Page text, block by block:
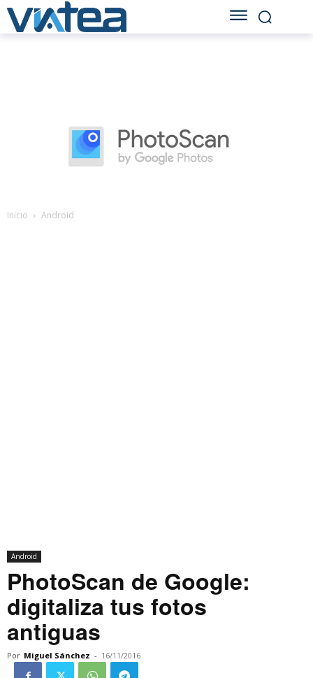
Inicio Android
Android
PhotoScan de Google:
digitaliza tus fotos
antiguas
Por Miguel Sánchez - 16/11/2016